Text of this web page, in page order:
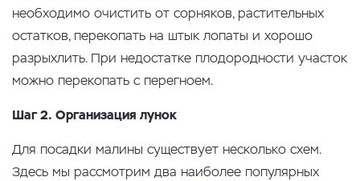
необходимо очистить от сорняков, растительных
остатков, перекопать на штык лопаты и хорошо
разрыхлить. При недостатке плодородности участок
можно перекопать с перегноем.
Шаг 2. Организация лунок
Для посадки малины существует несколько схем.
Здесь мы рассмотрим два наиболее популярных